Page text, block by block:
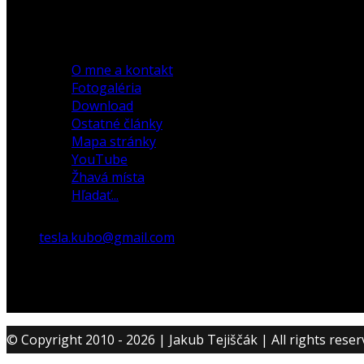
O mne a kontakt
Fotogaléria
Download
Ostatné články
Mapa stránky
YouTube
Žhavá místa
Hľadať...
tesla.kubo@gmail.com
© Copyright 2010 - 2026 | Jakub Tejiščák | All rights